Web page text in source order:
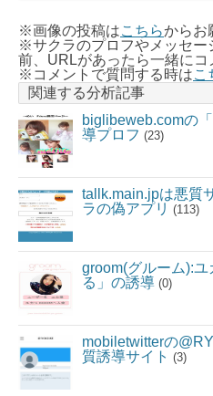
※画像の投稿はこちらからお
※サクラのプロフやメッセー
前、URLがあったら一緒にコ
※コメントで質問する時はこ
関連する分析記事
biglibeweb.comの
導プロフ (23)
tallk.main.jpは悪質
ラの偽アプリ (113)
groom(グルーム):
る」の誘導 (0)
mobiletwitterの
質誘導サイト (3)